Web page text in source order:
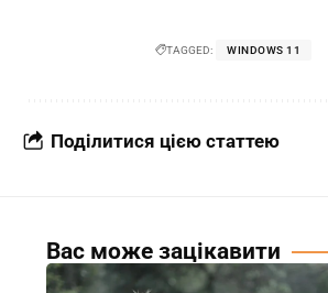
TAGGED: WINDOWS 11
Поділитися цією статтею
Вас може зацікавити